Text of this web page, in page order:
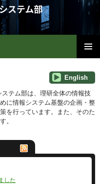
ニュー
English
テム部は、理研全体の情報技
に情報システム基盤の企画・整
を行っています。また、そのた
。
した